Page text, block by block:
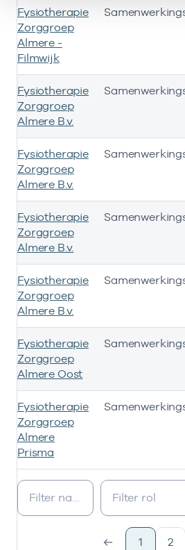
Deze onderneming heeft een
Fysiotherapie
Zorggroep
Almere -
Filmwijk
Fysiotherapie
Zorggroep
Almere B.v.
Fysiotherapie
Zorggroep
Almere B.v.
Fysiotherapie
Zorggroep
Almere B.v.
Fysiotherapie
Zorggroep
Almere B.v.
Fysiotherapie
Zorggroep
Almere Oost
Fysiotherapie
Zorggroep
Almere
Prisma
1 2